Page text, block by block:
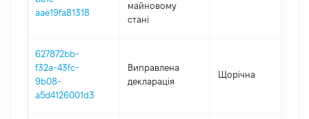
aae19fa81318
майновому
стані
627872bb-
f32a-43fc-
9b08-
a5d4126001d3
Виправлена
декларація
Щорічна